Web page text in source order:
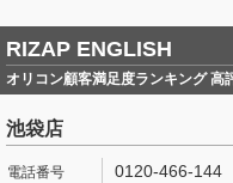
RIZAP ENGLISH
オリコン顧客満足度ランキング 高
池袋店
0120-466-144